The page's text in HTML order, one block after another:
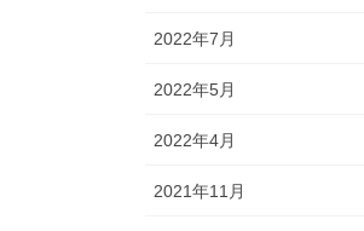
2022年7月
2022年5月
2022年4月
2021年11月